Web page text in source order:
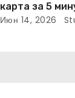
карта за 5
верификации и
Июн 14, 2026